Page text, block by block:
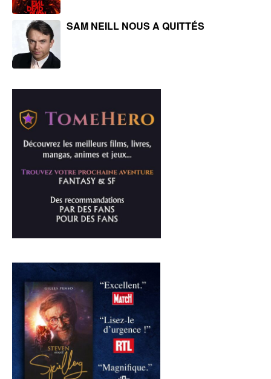
SAM NEILL NOUS A QUITTÉS